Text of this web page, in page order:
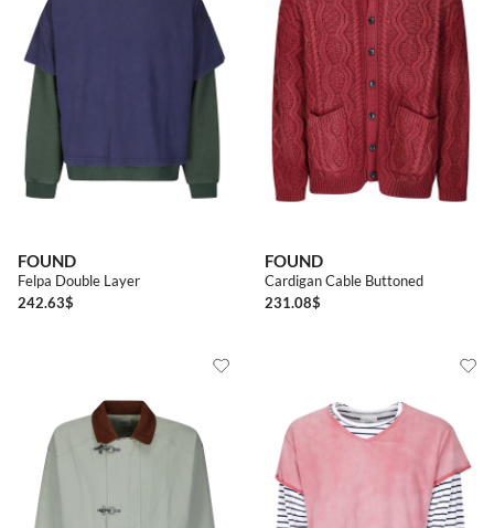
FOUND
Felpa Double Layer
242.63$
FOUND
Cardigan Cable Buttoned
231.08$